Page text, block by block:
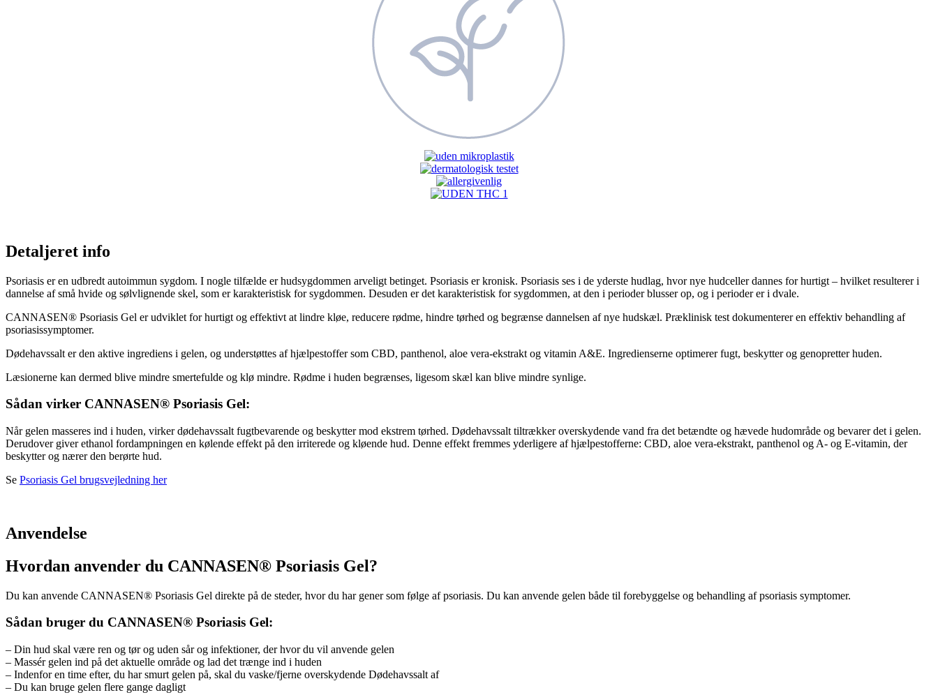
Detaljeret info
Psoriasis er en udbredt autoimmun sygdom. I nogle tilfælde er hudsygdommen arveligt betinget. Psoriasis er kronisk. Psoriasis ses i de yderste hudlag, hvor nye hudceller dannes for hurtigt – hvilket resulterer i
dannelse af små hvide og sølvlignende skel, som er karakteristisk for sygdommen. Desuden er det karakteristisk for sygdommen, at den i perioder blusser op, og i perioder er i dvale.
CANNASEN® Psoriasis Gel er udviklet for hurtigt og effektivt at lindre kløe, reducere rødme, hindre tørhed og begrænse dannelsen af nye hudskæl. Præklinisk test dokumenterer en effektiv behandling af
psoriasissymptomer.
Dødehavssalt er den aktive ingrediens i gelen, og understøttes af hjælpestoffer som CBD, panthenol, aloe vera-ekstrakt og vitamin A&E. Ingredienserne optimerer fugt, beskytter og genopretter huden.
Læsionerne kan dermed blive mindre smertefulde og klø mindre. Rødme i huden begrænses, ligesom skæl kan blive mindre synlige.
Sådan virker CANNASEN® Psoriasis Gel:
Når gelen masseres ind i huden, virker dødehavssalt fugtbevarende og beskytter mod ekstrem tørhed. Dødehavssalt tiltrækker overskydende vand fra det betændte og hævede hudområde og bevarer det i gelen.
Derudover giver ethanol fordampningen en kølende effekt på den irriterede og kløende hud. Denne effekt fremmes yderligere af hjælpestofferne: CBD, aloe vera-ekstrakt, panthenol og A- og E-vitamin, der
beskytter og nærer den berørte hud.
Se Psoriasis Gel brugsvejledning her
Anvendelse
Hvordan anvender du CANNASEN® Psoriasis Gel?
Du kan anvende CANNASEN® Psoriasis Gel direkte på de steder, hvor du har gener som følge af psoriasis. Du kan anvende gelen både til forebyggelse og behandling af psoriasis symptomer.
Sådan bruger du CANNASEN® Psoriasis Gel:
– Din hud skal være ren og tør og uden sår og infektioner, der hvor du vil anvende gelen
– Massér gelen ind på det aktuelle område og lad det trænge ind i huden
– Indenfor en time efter, du har smurt gelen på, skal du vaske/fjerne overskydende Dødehavssalt af
– Du kan bruge gelen flere gange dagligt